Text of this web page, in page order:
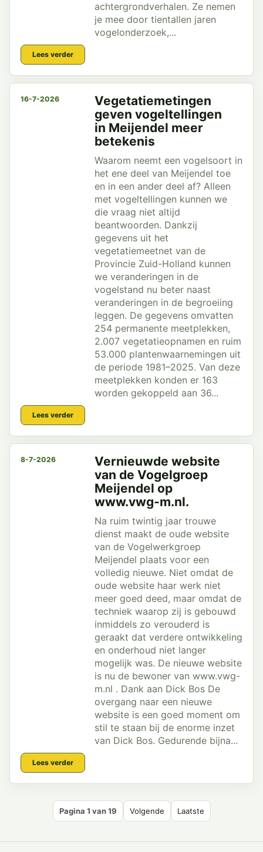
achtergrondverhalen. Ze nemen
je mee door tientallen jaren
vogelonderzoek,...
Lees verder
16-7-2026
Vegetatiemetingen
geven vogeltellingen
in Meijendel meer
betekenis
Waarom neemt een vogelsoort in
het ene deel van Meijendel toe
en in een ander deel af? Alleen
met vogeltellingen kunnen we
die vraag niet altijd
beantwoorden. Dankzij
gegevens uit het
vegetatiemeetnet van de
Provincie Zuid-Holland kunnen
we veranderingen in de
vogelstand nu beter naast
veranderingen in de begroeiing
leggen. De gegevens omvatten
254 permanente meetplekken,
2.007 vegetatieopnamen en ruim
53.000 plantenwaarnemingen uit
de periode 1981–2025. Van deze
meetplekken konden er 163
worden gekoppeld aan 36...
Lees verder
8-7-2026
Vernieuwde website
van de Vogelgroep
Meijendel op
www.vwg-m.nl.
Na ruim twintig jaar trouwe
dienst maakt de oude website
van de Vogelwerkgroep
Meijendel plaats voor een
volledig nieuwe. Niet omdat de
oude website haar werk niet
meer goed deed, maar omdat de
techniek waarop zij is gebouwd
inmiddels zo verouderd is
geraakt dat verdere ontwikkeling
en onderhoud niet langer
mogelijk was. De nieuwe website
is nu de bewoner van www.vwg-
m.nl . Dank aan Dick Bos De
overgang naar een nieuwe
website is een goed moment om
stil te staan bij de enorme inzet
van Dick Bos. Gedurende bijna...
Lees verder
Pagina 1 van 19 Volgende Laatste